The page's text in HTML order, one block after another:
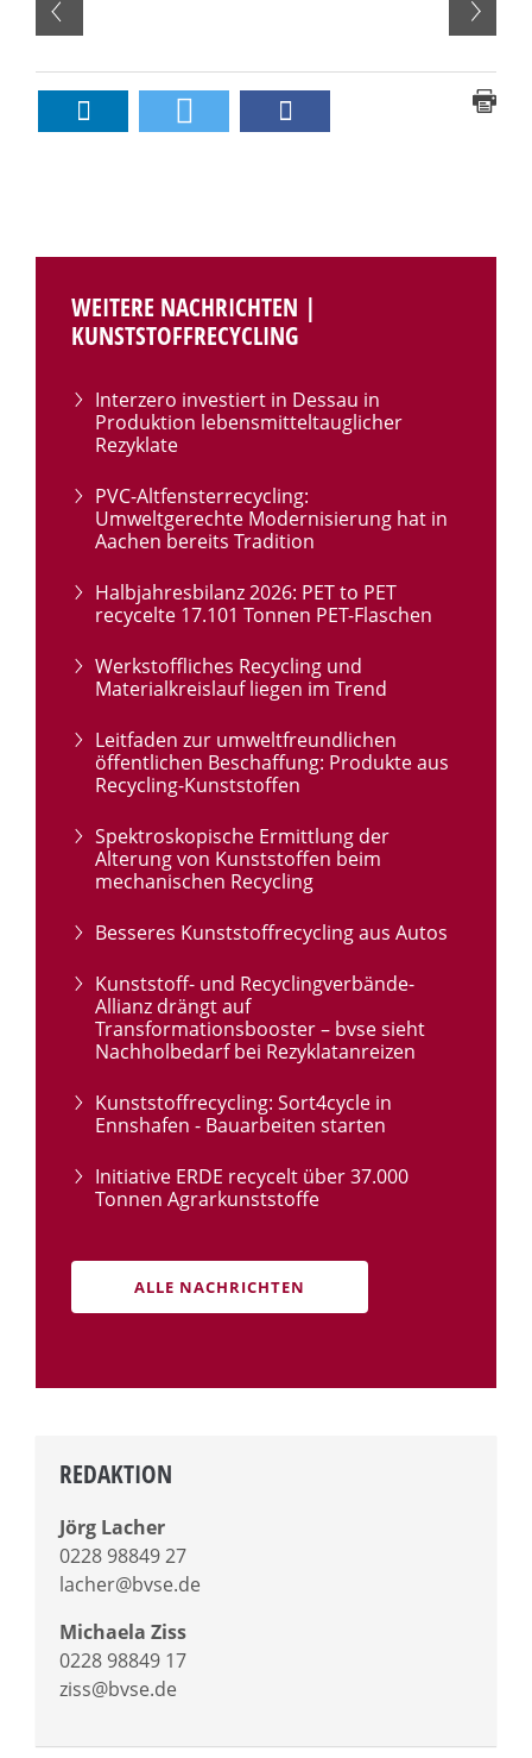
WEITERE NACHRICHTEN |
KUNSTSTOFFRECYCLING
Interzero investiert in Dessau in
Produktion lebensmitteltauglicher
Rezyklate
PVC-Altfensterrecycling:
Umweltgerechte Modernisierung hat in
Aachen bereits Tradition
Halbjahresbilanz 2026: PET to PET
recycelte 17.101 Tonnen PET-Flaschen
Werkstoffliches Recycling und
Materialkreislauf liegen im Trend
Leitfaden zur umweltfreundlichen
öffentlichen Beschaffung: Produkte aus
Recycling-Kunststoffen
Spektroskopische Ermittlung der
Alterung von Kunststoffen beim
mechanischen Recycling
Besseres Kunststoffrecycling aus Autos
Kunststoff- und Recyclingverbände-
Allianz drängt auf
Transformationsbooster – bvse sieht
Nachholbedarf bei Rezyklatanreizen
Kunststoffrecycling: Sort4cycle in
Ennshafen - Bauarbeiten starten
Initiative ERDE recycelt über 37.000
Tonnen Agrarkunststoffe
ALLE NACHRICHTEN
REDAKTION
Jörg Lacher
0228 98849 27
lacher@bvse.de
Michaela Ziss
0228 98849 17
ziss@bvse.de